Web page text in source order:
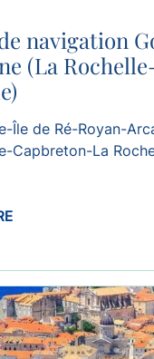
navigation
(La
Île de Ré-Royan-
Capbreton-La